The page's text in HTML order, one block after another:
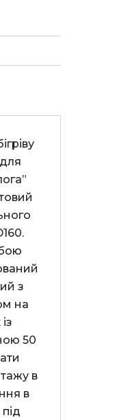
з
на
50
в
в